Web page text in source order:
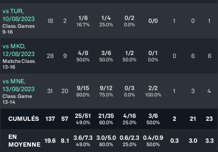
vs TUR,
10/08/2023
Class. Games
9-16
18 2 1/6
16.7%
1/4
25.0%
0/2
0.0% 0/0 1 0 1
vs MKD,
12/08/2023
Matchs Class.
13-16
28 9 4/8
50.0%
3/6
50.0%
1/2
50.0%
0/1
0.0% 0 6 6
vs MNE,
13/08/2023
Class. Game
13-14
31 20 9/15
60.0%
9/12
75.0%
0/3
0.0%
2/2
100.0% 1 3 4
CUMULÉS 137 57 25/51
49.0%
21/35
60.0%
4/16
25.0%
3/6
50.0% 2 21 23
EN
MOYENNE
19.6 8.1 3.6/7.3
49.0%
3.0/5.0
60.0%
0.6/2.3
25.0%
0.4/0.9
50.0% 0.3 3.0 3.3